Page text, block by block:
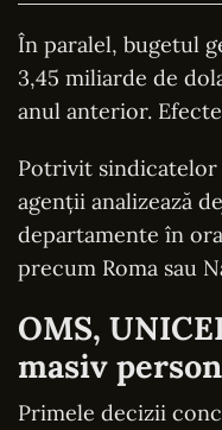
În paralel, bugetul
3,45 miliarde de
anul anterior.
Potrivit sindicatelor
agenții analizează
departamente în
precum Roma sau
OMS,
masiv
Primele decizii